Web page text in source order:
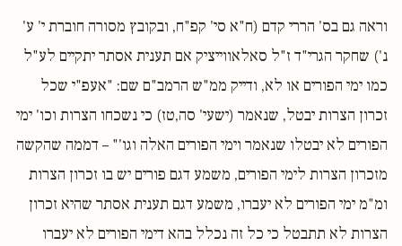
וראה גם בס' הררי קדם (ח"א סי' קפ"ח, ובקובץ מסורה חוברת י' ע'
נ') שחקר הגרי"ד ז"ל סאלאווייציק אם תענית אסתר יתקיים לע"ל
כמו ימי הפורים או לא, ודייק ממ"ש הרמב"ם שם: "אעפ"י שכל
זכרון הצרות יבטל, שנאמר (ישעי' סה,טז) כי נשכחו הצרות וכו' ימי
הפורים לא יבטלו שנאמר וימי הפורים האלה וגו'" – דממה שהקשה
מזכרון הצרות לימי הפורים, משמע דגם פורים יש בו זכרון הצרות
ומ"מ ימי הפורים לא יעברו, משמע דגם תענית אסתר שהיא זכרון
הצרות לא תתבטל כי כל זה נכלל בהא דימי הפורים לא יעברו